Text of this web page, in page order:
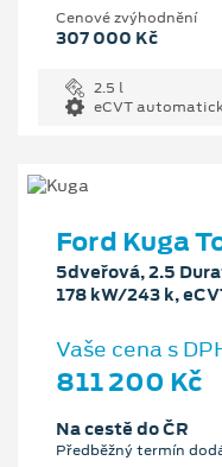
Cenové zvýhodnění
307 000 Kč
2.5 l
eCVT
Ford Kuga
5dveřová, 2.5
178 kW/243 k,
Vaše cena s
811 200 Kč
Na cestě do ČR
Předběžný termín